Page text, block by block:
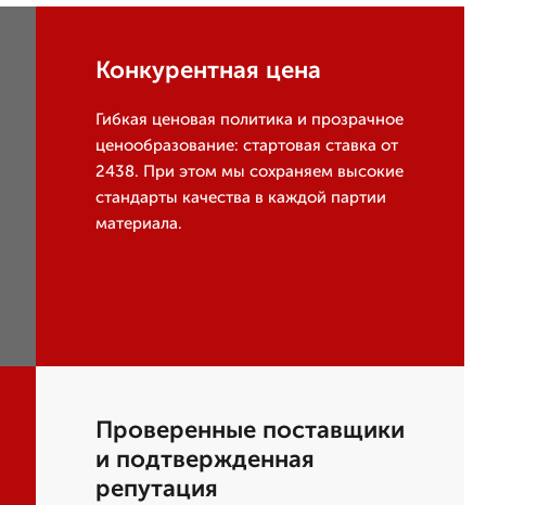
Конкурентная цена
Гибкая ценовая политика и прозрачное
ценообразование: стартовая ставка от
2438. При этом мы сохраняем высокие
стандарты качества в каждой партии
материала.
Проверенные поставщики
и подтвержденная
репутация